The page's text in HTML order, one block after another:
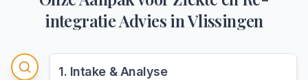
integratie AdviesinVlissingen
1. Intake & Analyse